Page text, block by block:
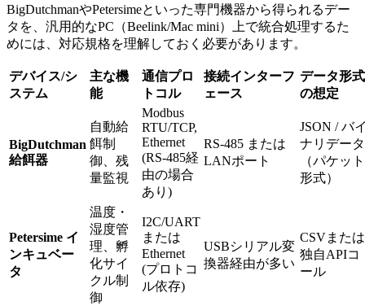
BigDutchmanやPetersimeといった専門機器から得られるデー
タを、汎用的なPC（Beelink/Mac mini）上で統合処理するた
めには、対応規格を理解しておく必要があります。
デバイス/シ
ステム
主な機
能
通信プロ
トコル
接続インターフ
ェース
データ形式
の想定
BigDutchman
給餌器
自動給
餌制
御、残
量監視
Modbus
RTU/TCP,
Ethernet
(RS-485経
由の場合
あり)
RS-485 または
LANポート
JSON / バ
ナリデータ
（パケット
形式）
Petersime イ
ンキュベー
タ
温度・
湿度管
理、孵
化サイ
クル制
御
I2C/UART
または
Ethernet
(プロトコ
ル依存)
USBシリアル変
換器経由が多い
CSVまたは
独自APIコ
ール